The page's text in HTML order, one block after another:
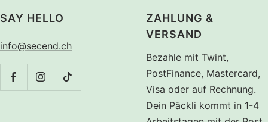
SAY HELLO
info@secend.ch
ZAHLUNG &
VERSAND
Bezahle mit Twint,
PostFinance, Mastercard,
Visa oder auf Rechnung.
Dein Päckli kommt in 1-4